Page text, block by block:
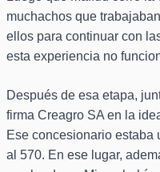
muchachos que
ellos para continuar con
esta experiencia no
Después de esa etapa,
firma Creagro SA en la
Ese concesionario estaba
al 570. En ese lugar,